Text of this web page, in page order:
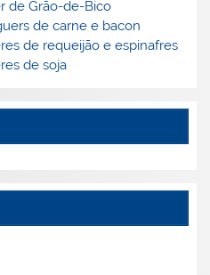
de Grão-de-Bico
de carne e bacon
de requeijão e espinafres
de soja